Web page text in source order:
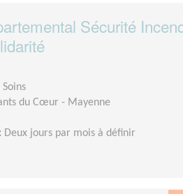
Sécurité
du Cœur - Mayenne
Deux jours par mois à définir